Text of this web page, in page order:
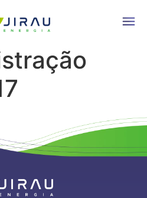
Conselho